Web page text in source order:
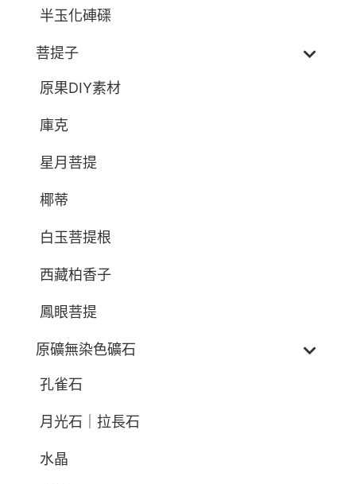
半玉化硨磲
菩提子
原果DIY素材
庫克
星月菩提
椰蒂
白玉菩提根
西藏柏香子
鳳眼菩提
原礦無染色礦石
孔雀石
月光石｜拉長石
水晶